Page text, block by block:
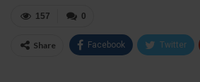
0
157
Share Facebook Twitter